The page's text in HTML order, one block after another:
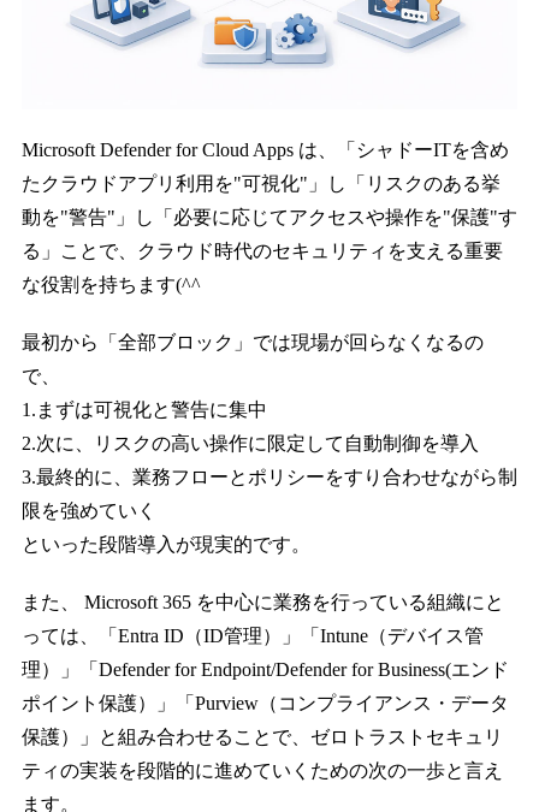
Microsoft Defender for Cloud Apps は、「シャドーITを含め
たクラウドアプリ利用を"可視化"」し「リスクのある挙
動を"警告"」し「必要に応じてアクセスや操作を"保護"す
る」ことで、クラウド時代のセキュリティを支える重要
な役割を持ちます(^^
最初から「全部ブロック」では現場が回らなくなるの
で、
1.まずは可視化と警告に集中
2.次に、リスクの高い操作に限定して自動制御を導入
3.最終的に、業務フローとポリシーをすり合わせながら制
限を強めていく
といった段階導入が現実的です。
また、 Microsoft 365 を中心に業務を行っている組織にと
っては、「Entra ID（ID管理）」「Intune（デバイス管
理）」「Defender for Endpoint/Defender for Business(エンド
ポイント保護）」「Purview（コンプライアンス・データ
保護）」と組み合わせることで、ゼロトラストセキュリ
ティの実装を段階的に進めていくための次の一歩と言え
ます。